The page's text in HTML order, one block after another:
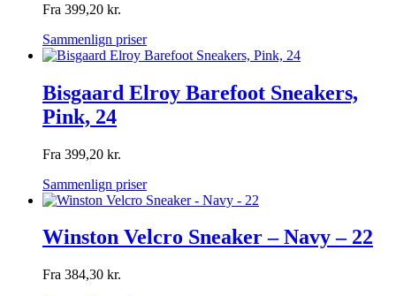
Fra 399,20 kr.
Sammenlign priser
Bisgaard Elroy Barefoot Sneakers,
Pink, 24
Fra 399,20 kr.
Sammenlign priser
Winston Velcro Sneaker – Navy – 22
Fra 384,30 kr.